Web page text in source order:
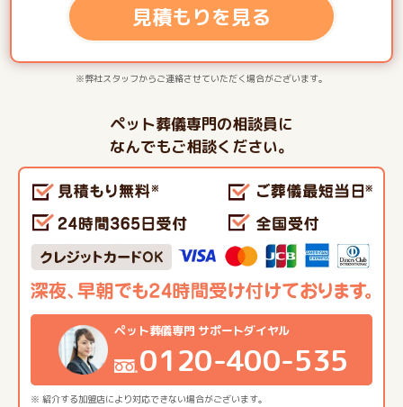
見積もりを見る
※弊社スタッフからご連絡させていただく場合がございます。
ペット葬儀専門の相談員に
なんでもご相談ください。
※ 紹介する加盟店により対応できない場合がございます。
ペット葬儀専門 サポートダイヤル
0120-400-535